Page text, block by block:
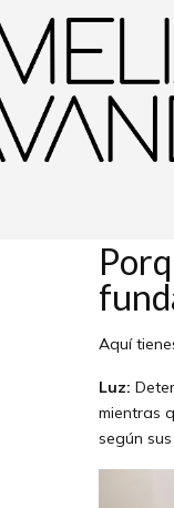
de plantas de interior
Aquí
Luz:
mientras
según